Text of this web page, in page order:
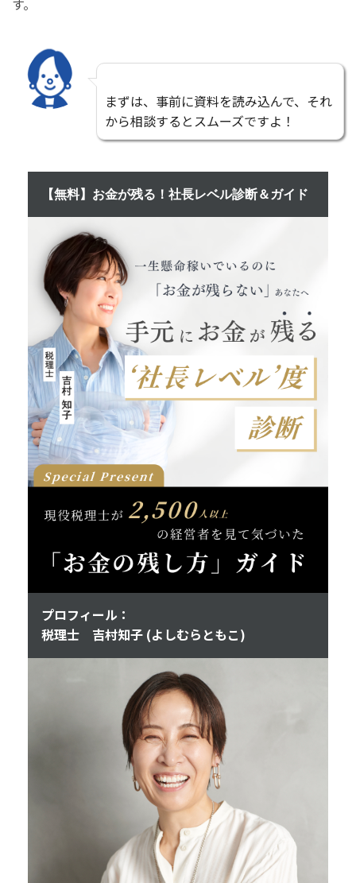
す。
まずは、事前に資料を読み込んで、それ
から相談するとスムーズですよ！
【無料】お金が残る！社長レベル診断＆ガイド
プロフィール：
税理士 吉村知子 (よしむらともこ)